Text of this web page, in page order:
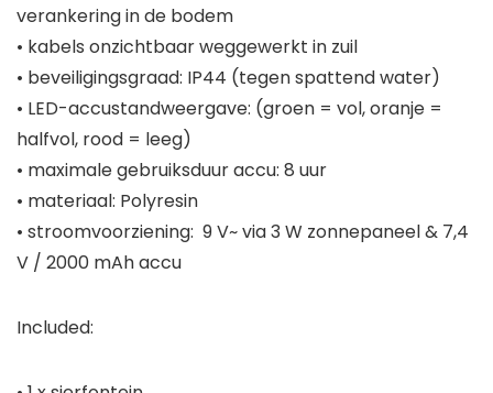
verankering in de bodem
• kabels onzichtbaar weggewerkt in zuil
• beveiligingsgraad: IP44 (tegen spattend water)
• LED-accustandweergave: (groen = vol, oranje =
halfvol, rood = leeg)
• maximale gebruiksduur accu: 8 uur
• materiaal: Polyresin
• stroomvoorziening: 9 V~ via 3 W zonnepaneel & 7,4
V / 2000 mAh accu
Included: